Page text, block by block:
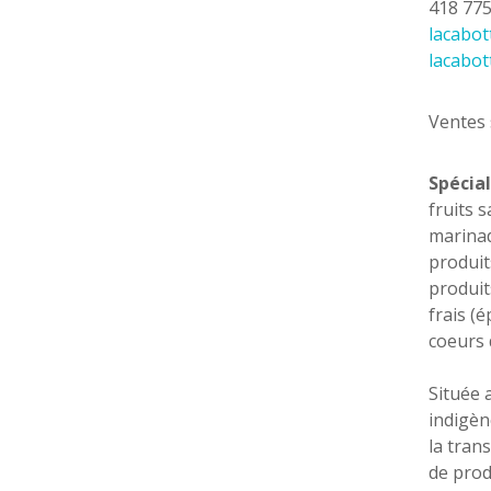
418
fruits
frais
coeurs
Située
la
de